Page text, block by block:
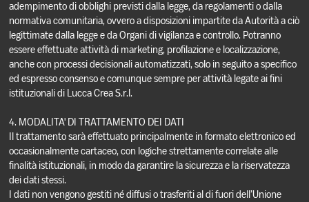
adempimento di obblighi previsti dalla legge, da regolamenti o dalla
normativa comunitaria, ovvero a disposizioni impartite da Autorità a ciò
legittimate dalla legge e da Organi di vigilanza e controllo. Potranno
essere effettuate attività di marketing, profilazione e localizzazione,
anche con processi decisionali automatizzati, solo in seguito a specifico
ed espresso consenso e comunque sempre per attività legate ai fini
istituzionali di Lucca Crea S.r.l.
4. MODALITA' DI TRATTAMENTO DEI DATI
Il trattamento sarà effettuato principalmente in formato elettronico ed
occasionalmente cartaceo, con logiche strettamente correlate alle
finalità istituzionali, in modo da garantire la sicurezza e la riservatezza
dei dati stessi.
I dati non vengono gestiti né diffusi o trasferiti al di fuori dell’Unione